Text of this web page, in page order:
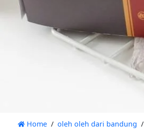
Home oleh oleh dari bandung